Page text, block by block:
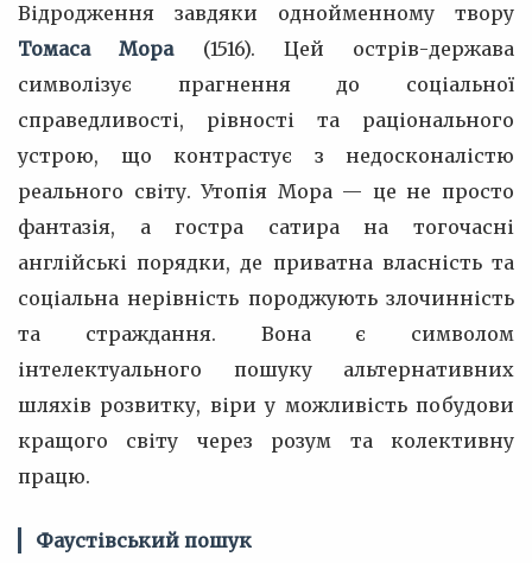
Відродження завдяки однойменному твору
Томаса Мора(1516). Цей острів-держава
символізує прагнення до соціальної
справедливості, рівності та раціонального
устрою, що контрастує з недосконалістю
реального світу. Утопія Мора — це не просто
фантазія, а гостра сатира на тогочасні
англійські порядки, де приватна власність та
соціальна нерівність породжують злочинність
та страждання. Вона є символом
інтелектуального пошуку альтернативних
шляхів розвитку, віри у можливість побудови
кращого світу через розум та колективну
працю.
Фаустівський пошук